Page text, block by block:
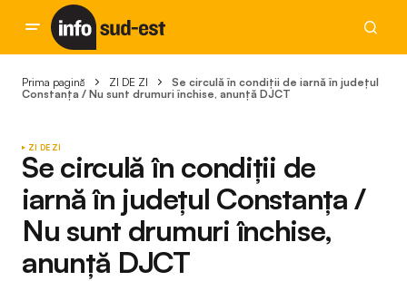
Prima pagină ZI DE ZI
Se circulă în condiții de iarnă în județul
Constanța / Nu sunt drumuri închise, anunță DJCT
ZI DE ZI
Se circulă în condiții de
iarnă în județul Constanța /
Nu sunt drumuri închise,
anunță DJCT